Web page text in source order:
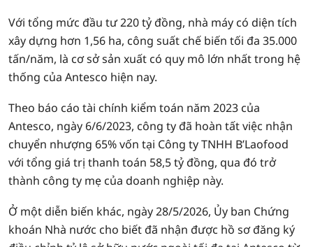
Với tổng mức đầu tư 220 tỷ đồng, nhà máy có diện tích
xây dựng hơn 1,56 ha, công suất chế biến tối đa 35.000
tấn/năm, là cơ sở sản xuất có quy mô lớn nhất trong hệ
thống của Antesco hiện nay.
Theo báo cáo tài chính kiểm toán năm 2023 của
Antesco, ngày 6/6/2023, công ty đã hoàn tất việc nhận
chuyển nhượng 65% vốn tại Công ty TNHH B’Laofood
với tổng giá trị thanh toán 58,5 tỷ đồng, qua đó trở
thành công ty mẹ của doanh nghiệp này.
Ở một diễn biến khác, ngày 28/5/2026, Ủy ban Chứng
khoán Nhà nước cho biết đã nhận được hồ sơ đăng ký